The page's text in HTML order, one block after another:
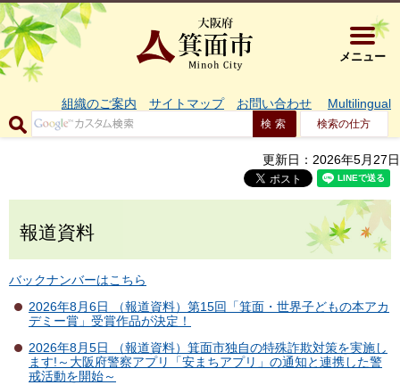
大阪府箕
メニュー
組織のご案内 サイトマップ お問い合わせ Multilingual
検索の仕方
更新日：2026年5月27日
報道資料
バックナンバーはこちら
2026年8月6日 （報道資料）第15回「箕面・世界子どもの本アカ
デミー賞」受賞作品が決定！
2026年8月5日 （報道資料）箕面市独自の特殊詐欺対策を実施し
ます!～大阪府警察アプリ「安まちアプリ」の通知と連携した警
戒活動を開始～